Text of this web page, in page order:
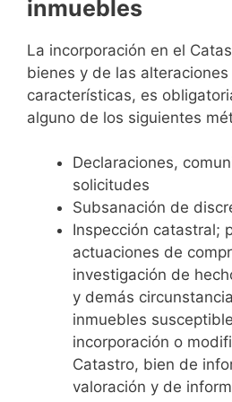
inmuebles
La incorporación en el
bienes y de las
características, es
alguno de los siguientes
Declaraciones,
solicitudes
Subsanación de
Inspección catastral;
actuaciones de
investigación de
y demás
inmuebles
incorporación o
Catastro, bien de
valoración y de